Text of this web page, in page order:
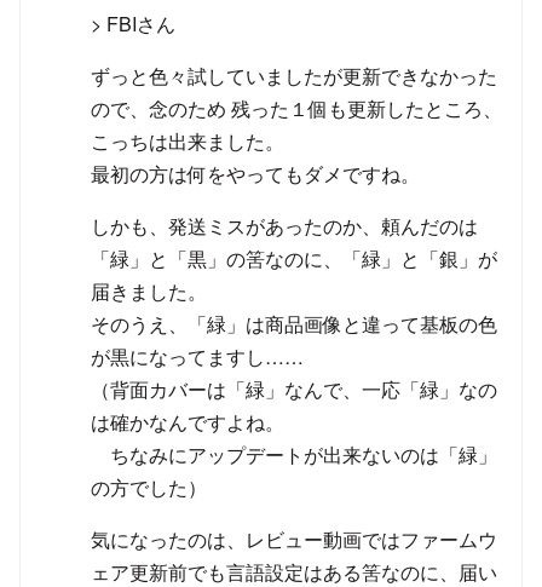
> FBIさん
ずっと色々試していましたが更新できなかった
ので、念のため 残った１個も更新したところ、
こっちは出来ました。
最初の方は何をやってもダメですね。
しかも、発送ミスがあったのか、頼んだのは
「緑」と「黒」の筈なのに、「緑」と「銀」が
届きました。
そのうえ、「緑」は商品画像と違って基板の色
が黒になってますし……
（背面カバーは「緑」なんで、一応「緑」なの
は確かなんですよね。
ちなみにアップデートが出来ないのは「緑」
の方でした）
気になったのは、レビュー動画ではファームウ
ェア更新前でも言語設定はある筈なのに、届い